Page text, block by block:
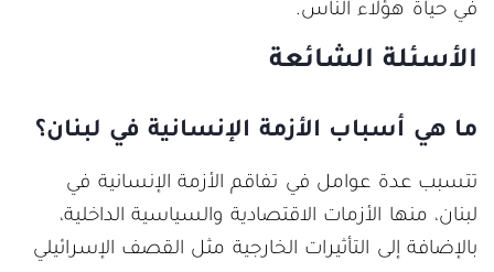
في حياة هؤلاء الناس.
الأسئلة الشائعة
ما هي أسباب الأزمة الإنسانية في لبنان؟
تتسبب عدة عوامل في تفاقم الأزمة الإنسانية في
لبنان، منها الأزمات الاقتصادية والسياسية الداخلية،
بالإضافة إلى التأثيرات الخارجية مثل القصف الإسرائيلي